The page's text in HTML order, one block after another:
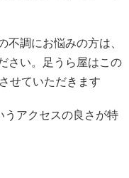
不調にお悩みの方は、
さい。足うら屋はこの
せていただきます
うアクセスの良さが特